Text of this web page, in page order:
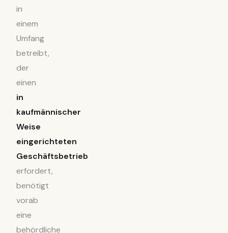
in
einem
Umfang
betreibt,
der
einen
in
kaufmännischer
Weise
eingerichteten
Geschäftsbetrieb
erfordert,
benötigt
vorab
eine
behördliche